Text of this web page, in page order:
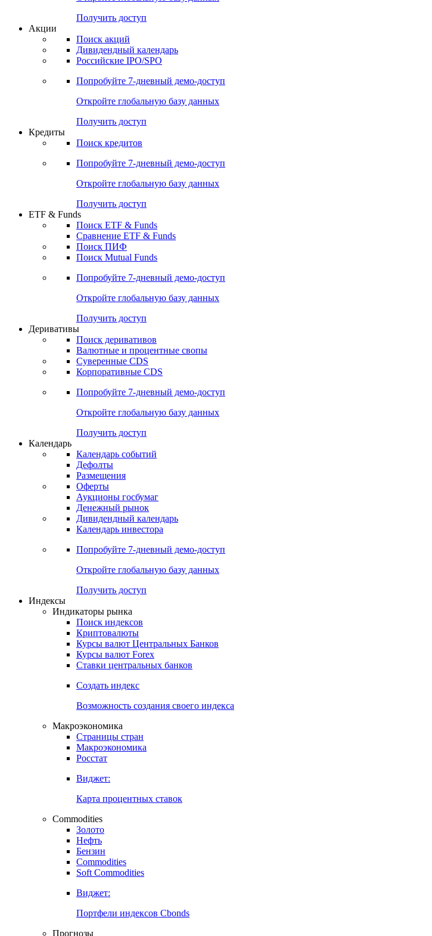
Попробуйте7-дневный
Откройте глобальную базу данных
Получить доступ
Акции
Поиск акций
Дивидендный календарь
Российские IPO/SPO
Попробуйте7-дневный
Откройте глобальную базу данных
Получить доступ
Кредиты
Поиск кредитов
Попробуйте7-дневный
Откройте глобальную базу данных
Получить доступ
ETF & Funds
Поиск ETF & Funds
Сравнение ETF & Funds
Поиск ПИФ
Поиск Mutual Funds
Попробуйте7-дневный
Откройте глобальную базу данных
Получить доступ
Деривативы
Поиск деривативов
Валютные и процентные свопы
Суверенные CDS
Корпоративные CDS
Попробуйте7-дневный
Откройте глобальную базу данных
Получить доступ
Календарь
Календарь событий
Дефолты
Размещения
Оферты
Аукционы госбумаг
Денежный рынок
Дивидендный календарь
Календарь инвестора
Попробуйте7-дневный
Получить доступ
Индикаторы рынка
Поиск индексов
Криптовалюты
Курсы валют Центральных Банков
Курсы валют Forex
Ставки центральных банков
Создать индекс
Возможность создания своего индекса
Макроэкономика
Страницы стран
Макроэкономика
Росстат
Виджет:
Карта процентных ставок
Commodities
Золото
Нефть
Бензин
Commodities
Soft Commodities
Виджет: